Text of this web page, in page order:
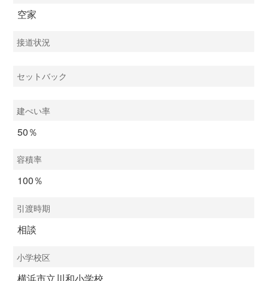
空家
接道状況
セットバック
建ぺい率
50％
容積率
100％
引渡時期
相談
小学校区
横浜市立川和小学校